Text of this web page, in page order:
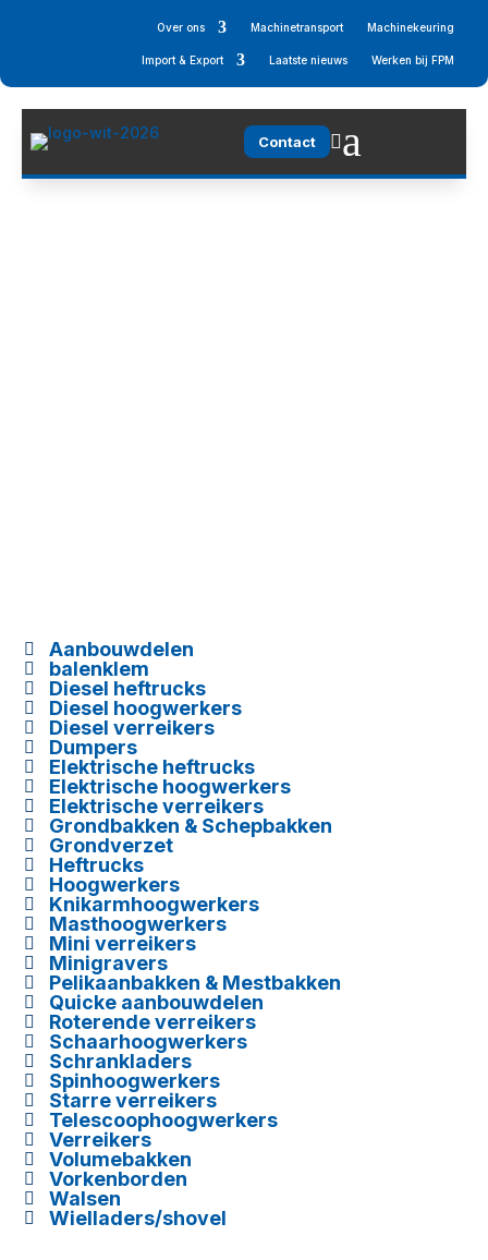
Over ons Machinetransport Machinekeuring
Import & Export Laatste nieuws Werken bij FPM
Contact a
 Aanbouwdelen
 balenklem
 Diesel heftrucks
 Diesel hoogwerkers
 Diesel verreikers
 Dumpers
 Elektrische heftrucks
 Elektrische hoogwerkers
 Elektrische verreikers
 Grondbakken & Schepbakken
 Grondverzet
 Heftrucks
 Hoogwerkers
 Knikarmhoogwerkers
 Masthoogwerkers
 Mini verreikers
 Minigravers
 Pelikaanbakken & Mestbakken
 Quicke aanbouwdelen
 Roterende verreikers
 Schaarhoogwerkers
 Schrankladers
 Spinhoogwerkers
 Starre verreikers
 Telescoophoogwerkers
 Verreikers
 Volumebakken
 Vorkenborden
 Walsen
 Wielladers/shovel